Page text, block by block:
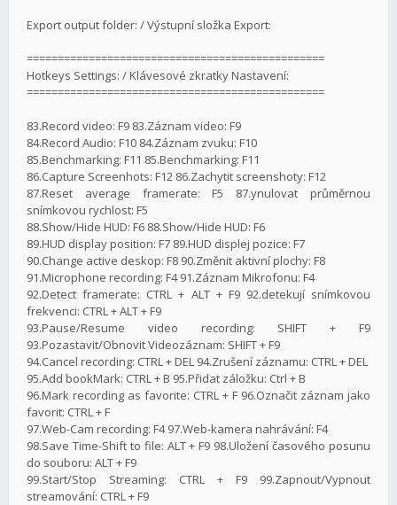
Export output folder: / Výstupní složka Export:
================================================
Hotkeys Settings: / Klávesové zkratky Nastavení:
================================================
83.Record video: F9 83.Záznam video: F9
84.Record Audio: F10 84.Záznam zvuku: F10
85.Benchmarking: F11 85.Benchmarking: F11
86.Capture Screenhots: F12 86.Zachytit screenshoty: F12
87.Reset average framerate: F5 87.ynulovat průměrnou
snímkovou rychlost: F5
88.Show/Hide HUD: F6 88.Show/Hide HUD: F6
89.HUD display position: F7 89.HUD displej pozice: F7
90.Change active deskop: F8 90.Změnit aktivní plochy: F8
91.Microphone recording: F4 91.Záznam Mikrofonu: F4
92.Detect framerate: CTRL + ALT + F9 92.detekují snímkovou
frekvenci: CTRL + ALT + F9
93.Pause/Resume video recording: SHIFT + F9
93.Pozastavit/Obnovit Videozáznam: SHIFT + F9
94.Cancel recording: CTRL + DEL 94.Zrušení záznamu: CTRL + DEL
95.Add bookMark: CTRL + B 95.Přidat záložku: Ctrl + B
96.Mark recording as favorite: CTRL + F 96.Označit záznam jako
favorit: CTRL + F
97.Web-Cam recording: F4 97.Web-kamera nahrávání: F4
98.Save Time-Shift to file: ALT + F9 98.Uložení časového posunu
do souboru: ALT + F9
99.Start/Stop Streaming: CTRL + F9 99.Zapnout/Vypnout
streamování: CTRL + F9